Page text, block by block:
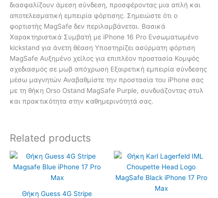
διασφαλίζουν άμεση σύνδεση, προσφέροντας μια απλή και
αποτελεσματική εμπειρία φόρτισης. Σημειώστε ότι ο
φορτιστής MagSafe δεν περιλαμβάνεται. Βασικά
Χαρακτηριστικά Συμβατή με iPhone 16 Pro Ενσωματωμένο
kickstand για άνετη θέαση Υποστηρίζει ασύρματη φόρτιση
MagSafe Αυξημένο χείλος για επιπλέον προστασία Κομψός
σχεδιασμός σε μωβ απόχρωση Εξαιρετική εμπειρία σύνδεσης
μέσω μαγνητών Αναβαθμίστε την προστασία του iPhone σας
με τη θήκη Orso Ostand MagSafe Purple, συνδυάζοντας στυλ
και πρακτικότητα στην καθημερινότητά σας.
Related products
Θήκη Guess 4G Stripe